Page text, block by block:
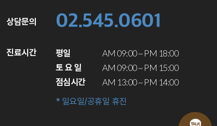
상담문의 02.545.0601
진료시간 평일 AM 09:00 ~ PM 18:00
토 요 일 AM 09:00 ~ PM 15:00
점심시간 AM 13:00 ~ PM 14:00
* 일요일/공휴일 휴진